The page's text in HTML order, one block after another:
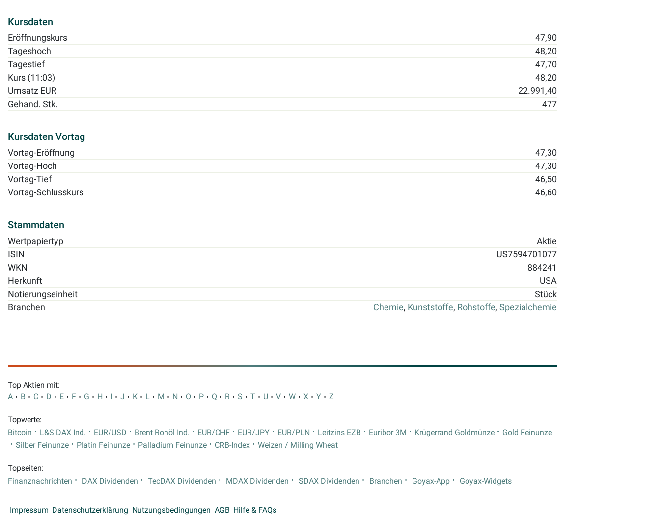
Kursdaten
Eröffnungskurs
47,90
Tageshoch
48,20
Tagestief
47,70
Kurs (11:03)
48,20
Umsatz EUR
22.991,40
Gehand. Stk.
477
Kursdaten Vortag
Vortag-Eröffnung
47,30
Vortag-Hoch
47,30
Vortag-Tief
46,50
Vortag-Schlusskurs
46,60
Stammdaten
Wertpapiertyp
Aktie
ISIN
US7594701077
WKN
884241
Herkunft
USA
Notierungseinheit
Stück
Branchen
Chemie, Kunststoffe, Rohstoffe, Spezialchemie
Top Aktien mit:
A
B C D E F G H I J K L M N O P Q R S T U V W X Y Z
Topwerte:
Bitcoin
L&S DAX Ind. EUR/USD Brent Rohöl Ind. EUR/CHF EUR/JPY EUR/PLN Leitzins EZB Euribor 3M Krügerrand Goldmünze
Gold Feinunze
Silber Feinunze
Platin Feinunze Palladium Feinunze CRB-Index Weizen / Milling Wheat
Topseiten:
Finanznachrichten
DAX Dividenden TecDAX Dividenden MDAX Dividenden SDAX Dividenden Branchen Goyax-App Goyax-Widgets
Impressum Datenschutzerklärung Nutzungsbedingungen AGB Hilfe & FAQs